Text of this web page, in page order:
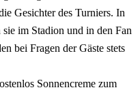
Gesichter des Turniers. In
im Stadion und in den Fan
bei Fragen der Gäste stets
Sonnencreme zum